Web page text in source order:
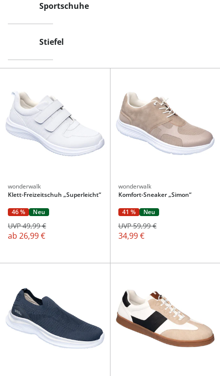
Sportschuhe
Stiefel
wonderwalk
Klett-Freizeitschuh „Superleicht“
46 % Neu
ab 26,99 €
UVP 49,99 €
wonderwalk
Komfort-Sneaker „Simon“
41 % Neu
34,99 €
UVP 59,99 €